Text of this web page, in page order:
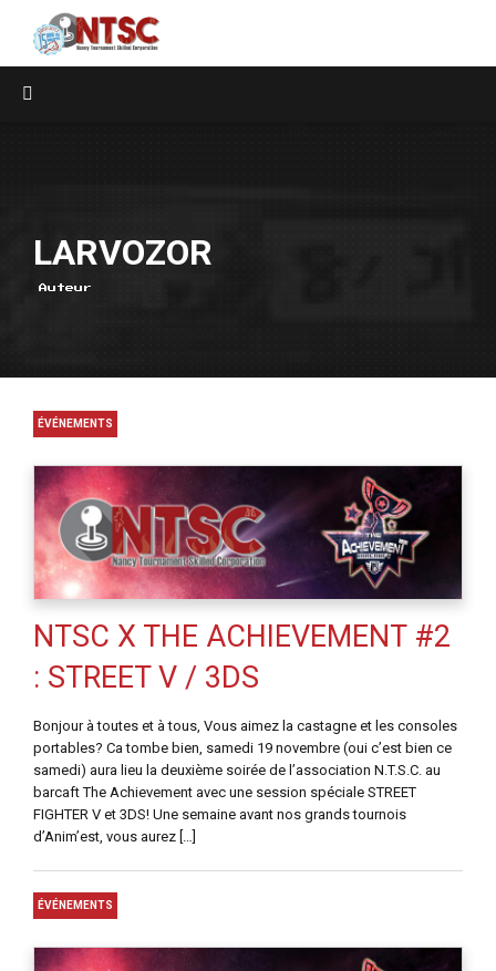
LARVOZOR
Auteur
ÉVÉNEMENTS
NTSC X THE ACHIEVEMENT #2
: STREET V / 3DS
Bonjour à toutes et à tous, Vous aimez la castagne et les consoles
portables? Ca tombe bien, samedi 19 novembre (oui c’est bien ce
samedi) aura lieu la deuxième soirée de l’association N.T.S.C. au
barcaft The Achievement avec une session spéciale STREET
FIGHTER V et 3DS! Une semaine avant nos grands tournois
d’Anim’est, vous aurez […]
ÉVÉNEMENTS